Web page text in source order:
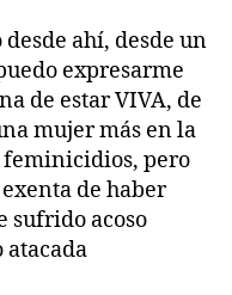
ahí, desde un
expresarme
de estar VIVA, de
mujer más en la
pero
de haber
sufrido acoso
atacada